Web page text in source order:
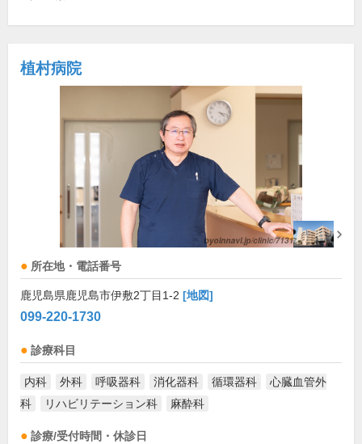
植村病院
所在地・電話番号
鹿児島県鹿児島市伊敷2丁目1-2 [地図]
099-220-1730
診療科目
内科 外科 呼吸器科 消化器科 循環器科
心臓血管外
科
リハビリテーション科 麻酔科
診療/受付時間・休診日